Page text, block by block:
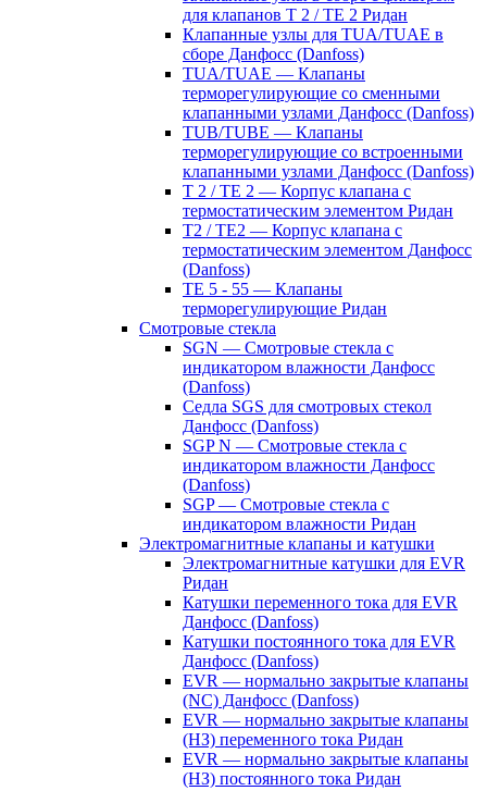
для клапанов T 2 / TE 2 Ридан
Клапанные узлы для TUA/TUAE в
сборе Данфосс (Danfoss)
TUA/TUAE — Клапаны
терморегулирующие со сменными
клапанными узлами Данфосс (Danfoss)
TUB/TUBE — Клапаны
терморегулирующие со встроенными
клапанными узлами Данфосс (Danfoss)
T 2 / TE 2 — Корпус клапана с
термостатическим элементом Ридан
T2 / TE2 — Корпус клапана с
термостатическим элементом Данфосс
(Danfoss)
TE 5 - 55 — Клапаны
терморегулирующие Ридан
Смотровые стекла
SGN — Смотровые стекла с
индикатором влажности Данфосс
(Danfoss)
Седла SGS для смотровых стекол
Данфосс (Danfoss)
SGP N — Смотровые стекла с
индикатором влажности Данфосс
(Danfoss)
SGP — Смотровые стекла с
индикатором влажности Ридан
Электромагнитные клапаны и катушки
Электромагнитные катушки для EVR
Ридан
Катушки переменного тока для EVR
Данфосс (Danfoss)
Катушки постоянного тока для EVR
Данфосс (Danfoss)
EVR — нормально закрытые клапаны
(NC) Данфосс (Danfoss)
EVR — нормально закрытые клапаны
(НЗ) переменного тока Ридан
EVR — нормально закрытые клапаны
(НЗ) постоянного тока Ридан